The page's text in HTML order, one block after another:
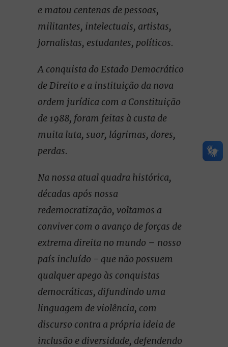
e matou centenas de pessoas,
militantes, intelectuais, artistas,
jornalistas, estudantes, políticos.
A conquista do Estado Democrático
de Direito e a instituição da nova
ordem jurídica com a Constituição
de 1988, foram feitas à custa de
muita luta, suor, lágrimas, dores,
perdas.
Na nossa atual quadra histórica,
décadas após nossa
redemocratização, voltamos a
conviver com o avanço de forças de
extrema direita no mundo – nosso
país incluído - que não possuem
qualquer apego às conquistas
democráticas, difundindo uma
linguagem de violência, com
discurso contra a própria ideia de
inclusão e diversidade, defendendo